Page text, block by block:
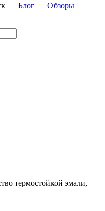
Блог
Обзоры
термостойкой эмали,